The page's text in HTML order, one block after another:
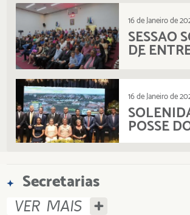
16 de Janeiro de
SESSÃO
DE
TÍTULOS
16 de Janeiro de
POSSE
Secretarias
VER MAIS